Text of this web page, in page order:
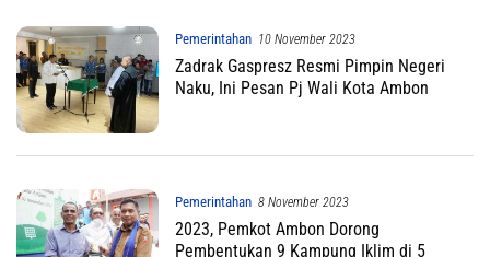
Pemerintahan 10 November 2023
Zadrak Gaspresz Resmi Pimpin Negeri
Naku, Ini Pesan Pj Wali Kota Ambon
Pemerintahan 8 November 2023
2023, Pemkot Ambon Dorong
Pembentukan 9 Kampung Iklim di 5